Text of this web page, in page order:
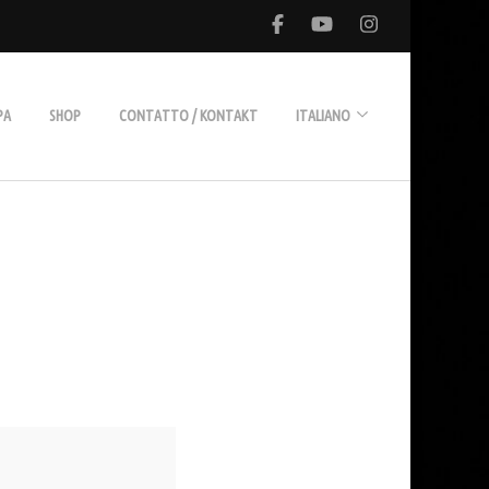
SHOP CONTATTO / KONTAKT ITALIANO